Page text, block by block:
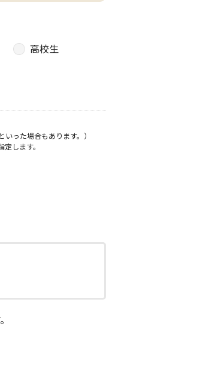
高校生
った場合もあります。）
します。